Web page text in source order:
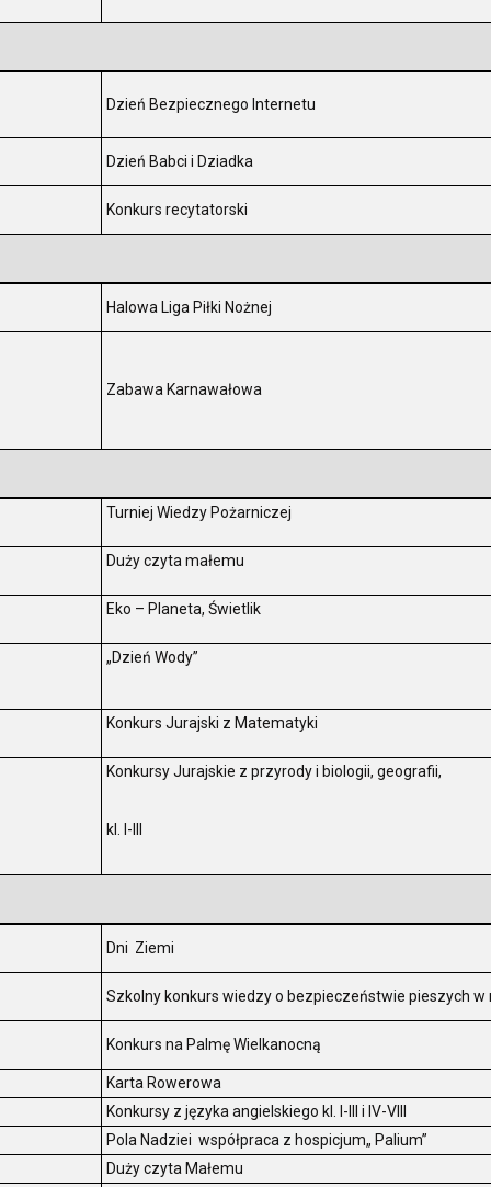
Dzień Bezpiecznego Internetu
Dzień Babci i Dziadka
Konkurs recytatorski
Halowa Liga Piłki Nożnej
Zabawa Karnawałowa
Turniej Wiedzy Pożarniczej
Duży czyta małemu
Eko – Planeta, Świetlik
„Dzień Wody”
Konkurs Jurajski z Matematyki
Konkursy Jurajskie z przyrody i biologii, geografii,
kl. I-III
Dni Ziemi
Szkolny konkurs wiedzy o bezpieczeństwie pieszych
Konkurs na Palmę Wielkanocną
Karta Rowerowa
Konkursy z języka angielskiego kl. I-III i IV-VIII
Pola Nadziei współpraca z hospicjum„ Palium”
Duży czyta Małemu